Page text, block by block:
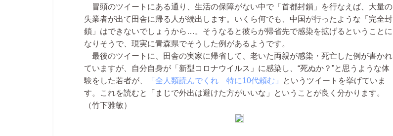
冒頭のツイートにある通り、生活の保障がない中で「首都封鎖」を行なえば、大量の
失業者が出て田舎に帰る人が続出します。いくら何でも、中国が行ったような「完全封
鎖」はできないでしょうから…。そうなると彼らが帰省先で感染を拡げるということに
なりそうで、現実に青森県でそうした例があるようです。
最後のツイートに、田舎の実家に帰省して、老いた両親が感染・死亡した例が書かれ
ていますが、自分自身が「新型コロナウイルス」に感染し、“死ぬか？”と思うような体
験をした若者が、
「全人類読んでくれ 特に10代頼む」
というツイートを挙げていま
す。これを読むと「まじで外出は避けた方がいいな」ということが良く分かります。
（竹下雅敏）